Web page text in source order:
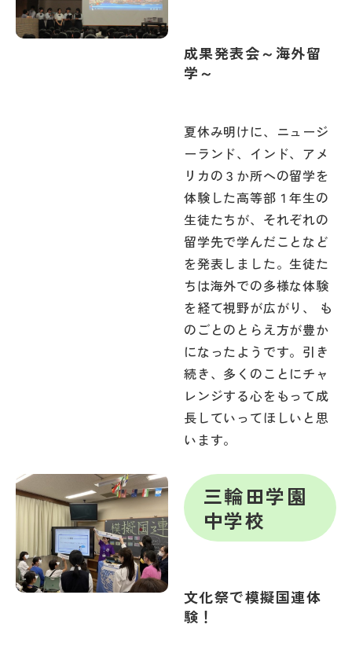
よみもの
成果発表会～海外留
学～
夏休み明けに、ニュージ
ーランド、インド、アメ
リカの３か所への留学を
体験した高等部１年生の
生徒たちが、それぞれの
留学先で学んだことなど
を発表しました。生徒た
ちは海外での多様な体験
を経て視野が広がり、 も
のごとのとらえ方が豊か
になったようです。引き
続き、多くのことにチャ
レンジする心をもって成
長していってほしいと思
います。
三輪田学園
中学校
文化祭で模擬国連体
験！